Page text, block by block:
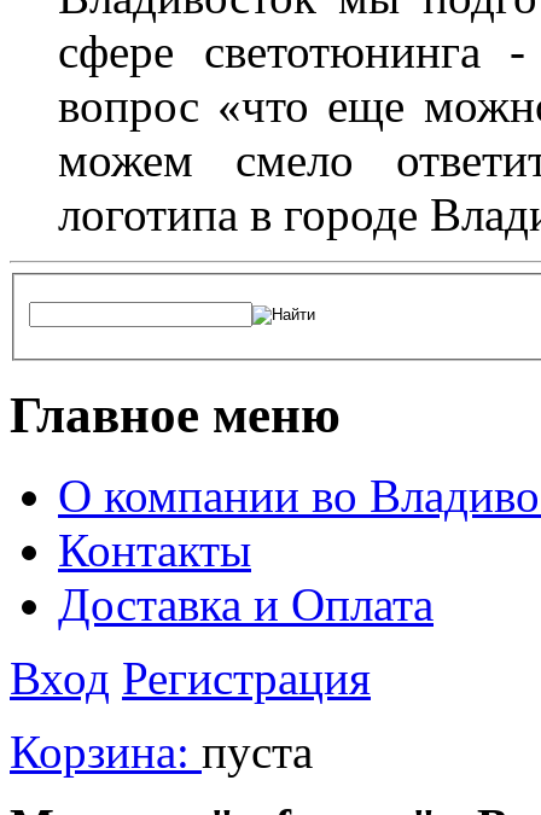
сфере светотюнинга
вопрос «что еще
можем смело
логотипа в городе
Главное меню
О компании во
Контакты
Доставка и Оплата
Вход Регистрация
Корзина: пуста